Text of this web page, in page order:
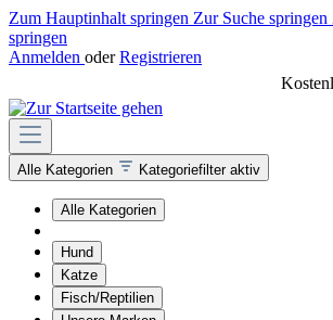
Zum Hauptinhalt springen Zur Suche springen
springen
Anmelden oder Registrieren
Alle Kategorien Kategoriefilter aktiv
Alle Kategorien
Hund
Katze
Fisch/Reptilien